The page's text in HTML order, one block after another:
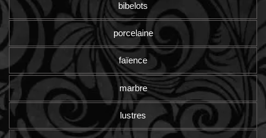
bibelots
porcelaine
faïence
marbre
lustres